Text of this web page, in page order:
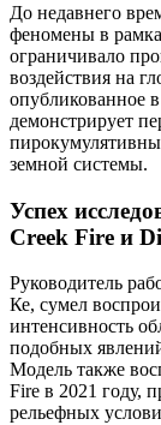
До недавнего
феномены в
ограничивало
воздействия на
опубликованное
демонстрирует
земной системы.
Успех
Creek Fire и
Руководитель
Ке, сумел
интенсивность
подобных
Модель также
Fire в 2021 году,
рельефных